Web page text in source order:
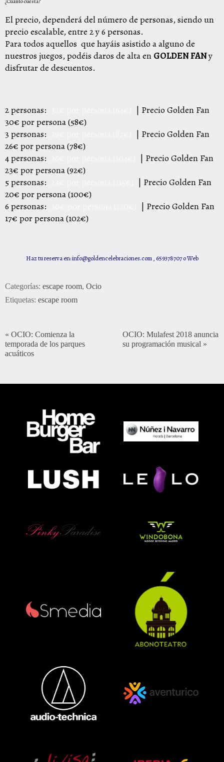
El precio, dependerá del número de personas, siendo un
precio escalable, entre 2 y 6 personas.
Para todos aquellos que hayáis asistido a alguno de
nuestros juegos, podéis daros de alta en GOLDEN FANy
disfrutar de descuentos.
2 personas:
| Precio Golden Fan
30€ por persona (58€)
3 personas:
| Precio Golden Fan
26€ por persona (78€)
4 personas:
| Precio Golden Fan
23€ por persona (92€)
5 personas:
| Precio Golden Fan
20€ por persona (100€)
6 personas:
| Precio Golden Fan
17€ por persona (102€)
Haz tu reserva en:info@goldencelebraciones.com, 659378707 oWeb
Categorías: escape room, Ocio
Etiquetas: escape room
« OCIO: Comienza la
temporada de los parques
acuáticos
OCIO: Mulafest 2018 anuncia
su programación musical »